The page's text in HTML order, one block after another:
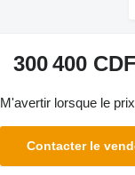
300 400 CDF
M'avertir lorsque le
Contacter le